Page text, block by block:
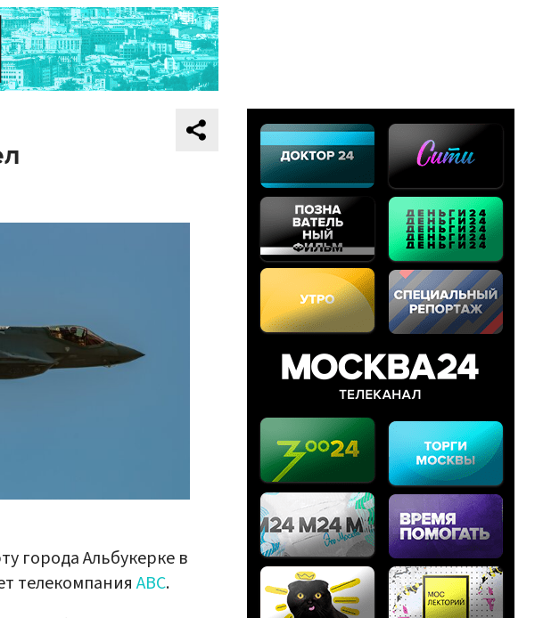
города Альбукерке в
телекомпанияABC.